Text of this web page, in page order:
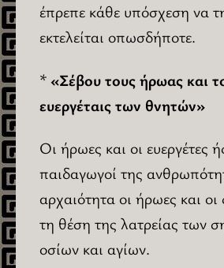
έπρεπε κάθε υπόσχεση να
εκτελείται οπωσδήποτε.
*«Σέβου τους ήρωας και
ευεργέταις των θνητών»
Οι ήρωες και οι ευεργέτες
παιδαγωγοί της
αρχαιότητα οι ήρωες και οι
τη θέση της λατρείας των
οσίων και αγίων.